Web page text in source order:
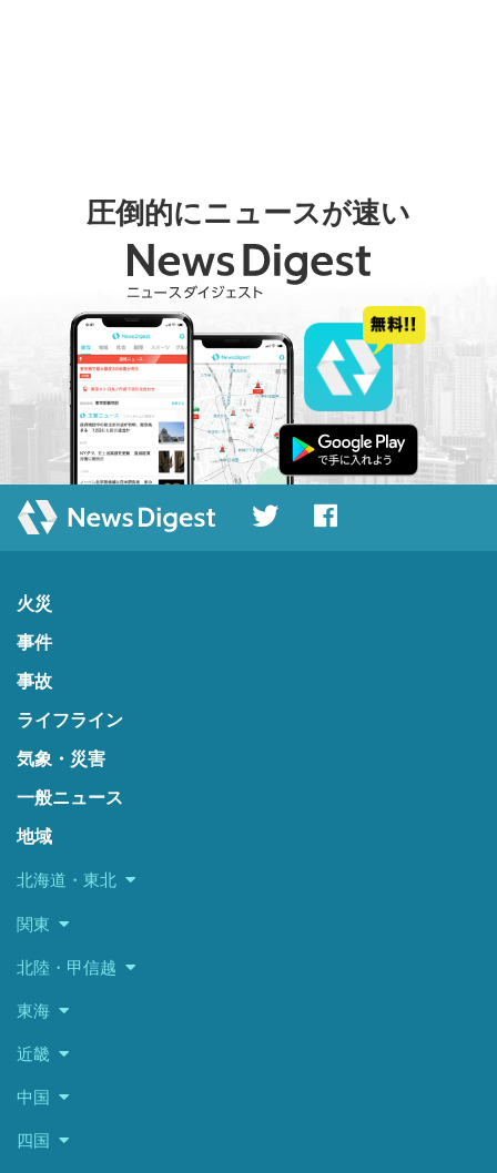
圧倒的にニュースが速い
火災
事件
事故
ライフライン
気象・災害
一般ニュース
地域
北海道・東北
関東
北陸・甲信越
東海
近畿
中国
四国